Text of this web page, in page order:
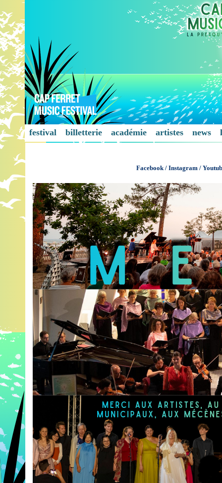
festival billetterie académie artistes news
Facebook / Instagram /